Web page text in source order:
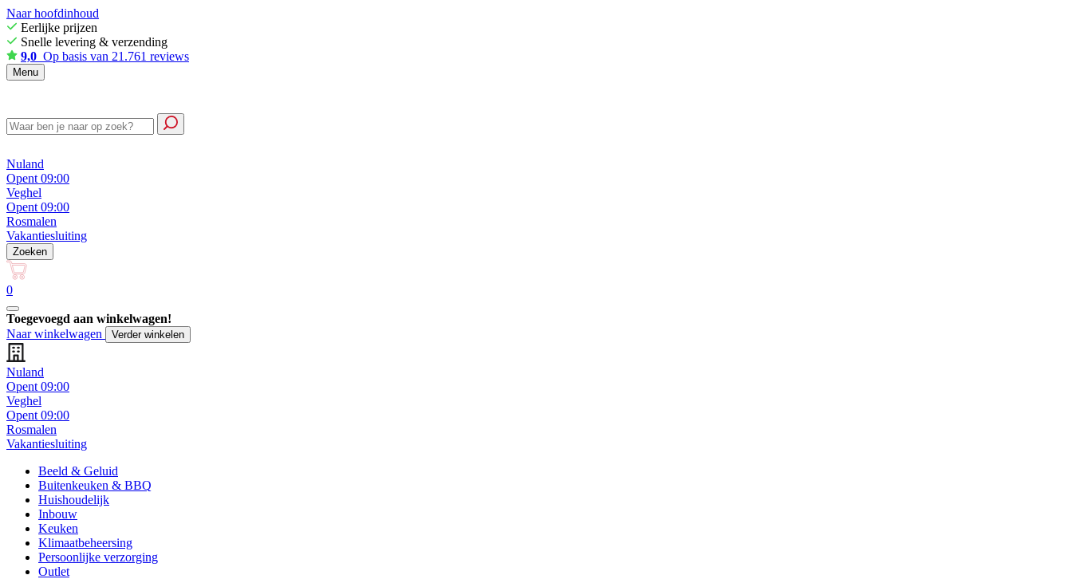
Naar hoofdinhoud
Eerlijke prijzen
Snelle levering & verzending
9,0 Op basis van 21.761 reviews
Menu
Nuland
Opent 09:00
Veghel
Opent 09:00
Rosmalen
Vakantiesluiting
Zoeken
0
Toegevoegd aan winkelwagen!
Naar winkelwagen
Verder winkelen
Nuland
Opent 09:00
Veghel
Opent 09:00
Rosmalen
Vakantiesluiting
Beeld & Geluid
Buitenkeuken & BBQ
Huishoudelijk
Inbouw
Keuken
Klimaatbeheersing
Persoonlijke verzorging
Outlet